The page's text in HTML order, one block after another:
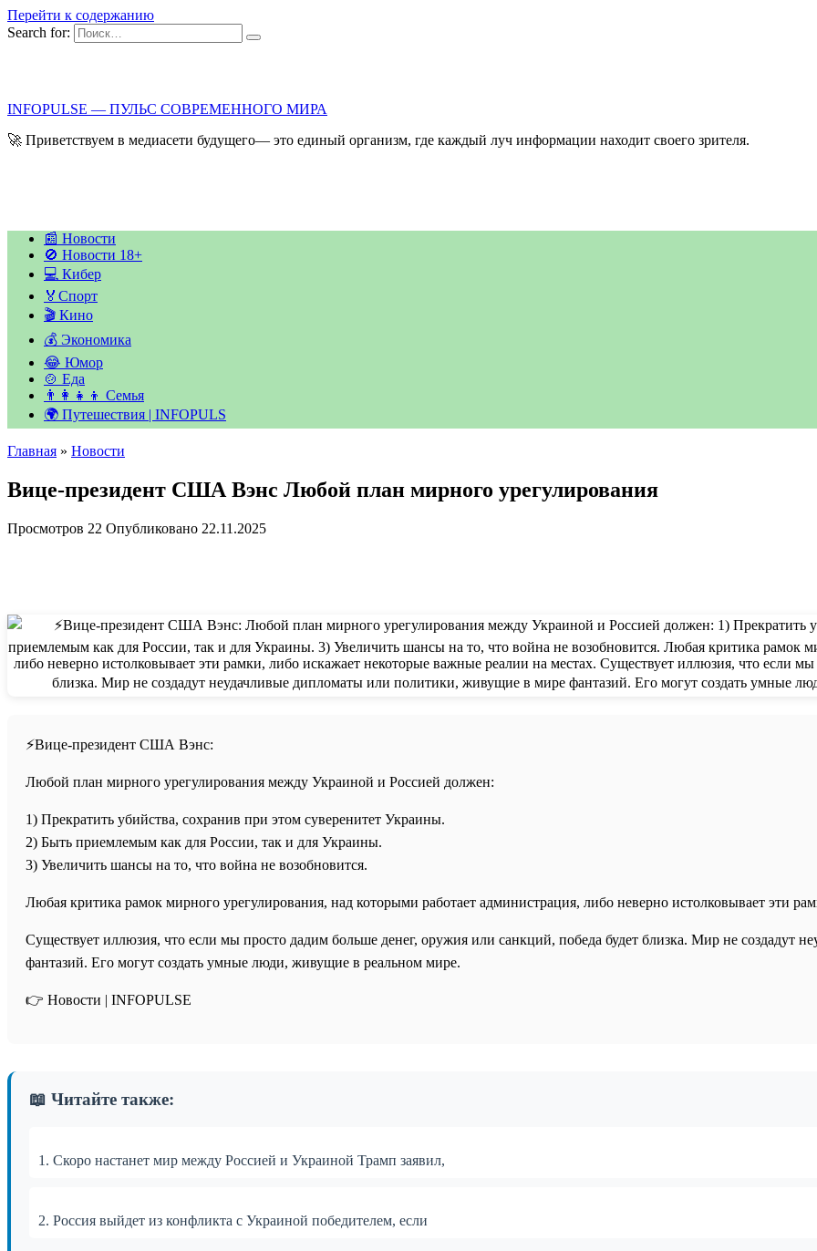
Перейти к содержанию
Search for:
INFOPULSE — ПУЛЬС СОВРЕМЕННОГО МИРА
🚀 Приветствуем в медиасети будущего— это единый организм, где каждый луч информации находит своего зрителя.
📰 Новости
🚫 Новости 18+
💻 Кибер
🏅Спорт
🎬 Кино
💰 Экономика
😂 Юмор
🍲 Еда
👨‍👩‍👧‍👦 Семья
🌍 Путешествия | INFOPULS
Главная » Новости
Вице-президент США Вэнс Любой план мирного урегулирования
Просмотров 22 Опубликовано 22.11.2025
⚡️Вице-президент США Вэнс:
Любой план мирного урегулирования между Украиной и Россией должен:
1) Прекратить убийства, сохранив при этом суверенитет Украины.
2) Быть приемлемым как для России, так и для Украины.
3) Увеличить шансы на то, что война не возобновится.
Любая критика рамок мирного урегулирования, над которыми работает администрация, либо неверно истолковывает эти
Существует иллюзия, что если мы просто дадим больше денег, оружия или санкций, победа будет близка. Мир не создадут
фантазий. Его могут создать умные люди, живущие в реальном мире.
👉 Новости | INFOPULSE⁩
📖 Читайте также:
1. Скоро настанет мир между Россией и Украиной Трамп заявил,
2. Россия выйдет из конфликта с Украиной победителем, если